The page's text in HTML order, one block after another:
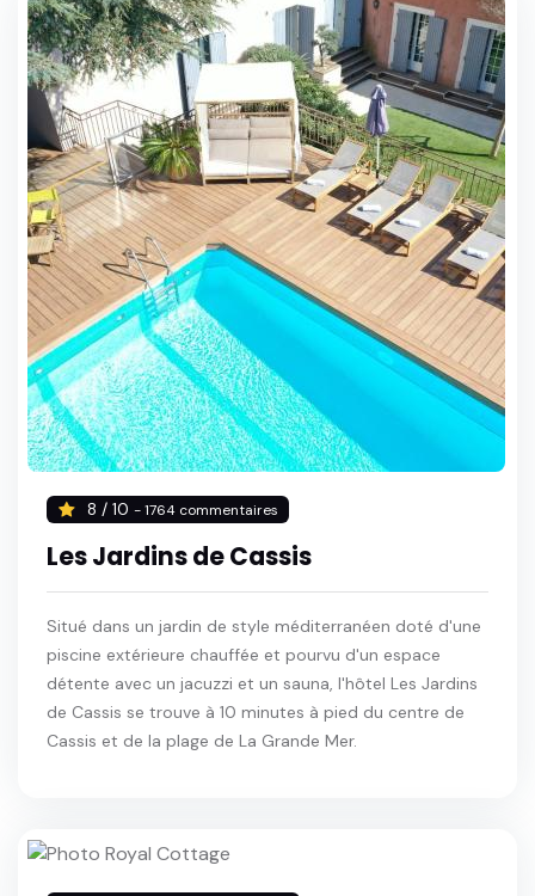
8 / 10 - 1764 commentaires
Les Jardins de Cassis
Situé dans un jardin de style méditerranéen doté d'une
piscine extérieure chauffée et pourvu d'un espace
détente avec un jacuzzi et un sauna, l'hôtel Les Jardins
de Cassis se trouve à 10 minutes à pied du centre de
Cassis et de la plage de La Grande Mer.